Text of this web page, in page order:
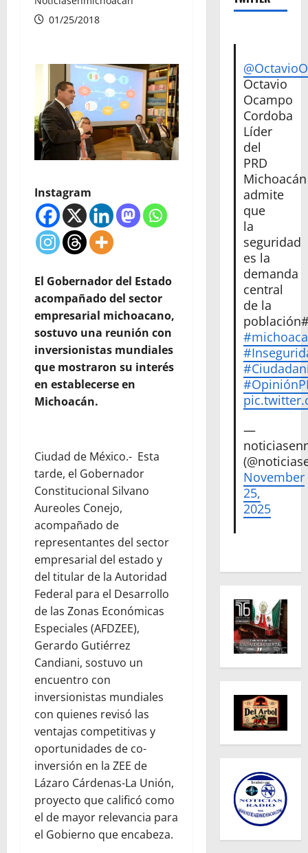
01/25/2018
Instagram
El Gobernador del Estado
acompañado del sector
empresarial michoacano,
sostuvo una reunión con
inversionistas mundiales
que mostraron su interés
en establecerse en
Michoacán.
Ciudad de México.- Esta
tarde, el Gobernador
Constitucional Silvano
Aureoles Conejo,
acompañado de
representantes del sector
empresarial del estado y
del titular de la Autoridad
Federal para el Desarrollo
de las Zonas Económicas
Especiales (AFDZEE),
Gerardo Gutiérrez
Candiani, sostuvo un
encuentro con
inversionistas mundiales
con quienes revisó las
ventajas competitivas y
oportunidades de co-
inversión en la ZEE de
Lázaro Cárdenas-La Unión,
proyecto que calificó como
el de mayor relevancia para
el Gobierno que encabeza.
Octavio
Ocampo
Cordoba
Líder
del
PRD
Michoacán
admite
que
la
seguridad
es la
demanda
central
de la
—
November
25,
2025